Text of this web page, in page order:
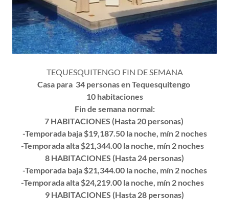
TEQUESQUITENGO FIN DE SEMANA
Casa para 34 personas en Tequesquitengo
10 habitaciones
Fin de semana normal:
7 HABITACIONES (Hasta 20 personas)
-Temporada baja $19,187.50 la noche, mín 2 noches
-Temporada alta $21,344.00 la noche, mín 2 noches
8 HABITACIONES (Hasta 24 personas)
-Temporada baja $21,344.00 la noche, mín 2 noches
-Temporada alta $24,219.00 la noche, mín 2 noches
9 HABITACIONES (Hasta 28 personas)